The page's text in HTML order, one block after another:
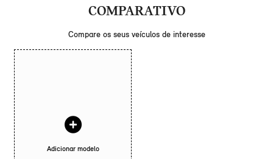
COMPARATIVO
Compare os seus veículos de interesse
Adicionar modelo